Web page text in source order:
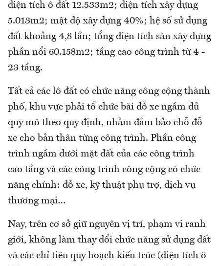
diện tích ô đất 12.533m2; diện tích xây dựng
5.013m2; mật độ xây dựng 40%; hệ số sử dụng
đất khoảng 4,8 lần; tổng diện tích sàn xây dựng
phần nổi 60.158m2; tầng cao công trình từ 4 -
23 tầng.
Tất cả các lô đất có chức năng công cộng thành
phố, khu vực phải tổ chức bãi đỗ xe ngầm đủ
quy mô theo quy định, nhằm đảm bảo chỗ đỗ
xe cho bản thân từng công trình. Phần công
trình ngầm dưới mặt đất của các công trình
cao tầng và các công trình công cộng có chức
năng chính: đỗ xe, kỹ thuật phụ trợ, dịch vụ
thương mại…
Nay, trên cơ sở giữ nguyên vị trí, phạm vi ranh
giới, không làm thay đổi chức năng sử dụng đất
và các chỉ tiêu quy hoạch kiến trúc (diện tích ô